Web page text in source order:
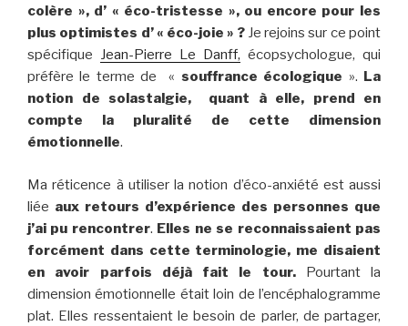
colère », d’ « éco-tristesse », ou encore pour les
plus optimistes d’ « éco-joie » ? Je rejoins sur ce point
spécifique Jean-Pierre Le Danff, écopsychologue, qui
préfère le terme de « souffrance écologique ». La
notion de solastalgie, quant à elle, prend en
compte la pluralité de cette dimension
émotionnelle.
Ma réticence à utiliser la notion d’éco-anxiété est aussi
liée aux retours d’expérience des personnes que
j’ai pu rencontrer. Elles ne se reconnaissaient pas
forcément dans cette terminologie, me disaient
en avoir parfois déjà fait le tour. Pourtant la
dimension émotionnelle était loin de l’encéphalogramme
plat. Elles ressentaient le besoin de parler, de partager,